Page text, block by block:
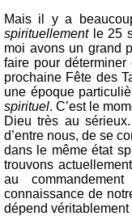
Mais il y a
spirituellementle 25
moi avons un grand
faire pour
prochaine Fête des
une époque
spirituel. C’est le
Dieu très au
d’entre nous, de se
dans le même état
trouvons
au
connaissance de
dépend